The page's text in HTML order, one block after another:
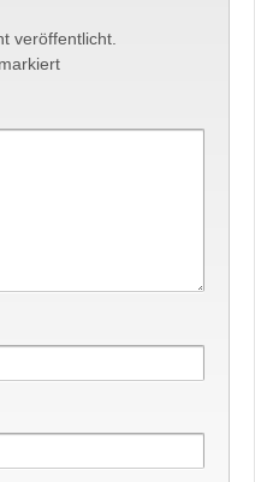
veröffentlicht.
markiert